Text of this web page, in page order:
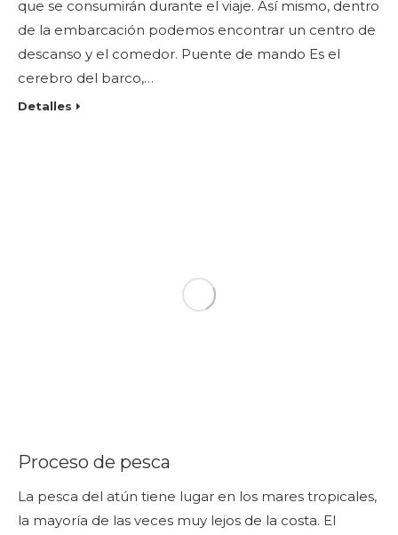
que se consumirán durante el viaje. Así mismo, dentro
de la embarcación podemos encontrar un centro de
descanso y el comedor. Puente de mando Es el
cerebro del barco,…
Detalles
Proceso de pesca
La pesca del atún tiene lugar en los mares tropicales,
la mayoría de las veces muy lejos de la costa. El